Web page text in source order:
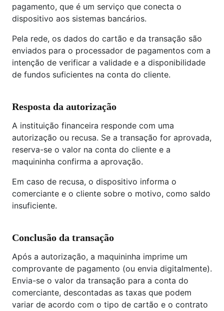
pagamento, que é um serviço que conecta o
dispositivo aos sistemas bancários.
Pela rede, os dados do cartão e da transação são
enviados para o processador de pagamentos com a
intenção de verificar a validade e a disponibilidade
de fundos suficientes na conta do cliente.
Resposta da autorização
A instituição financeira responde com uma
autorização ou recusa. Se a transação for aprovada,
reserva-se o valor na conta do cliente e a
maquininha confirma a aprovação.
Em caso de recusa, o dispositivo informa o
comerciante e o cliente sobre o motivo, como saldo
insuficiente.
Conclusão da transação
Após a autorização, a maquininha imprime um
comprovante de pagamento (ou envia digitalmente).
Envia-se o valor da transação para a conta do
comerciante, descontadas as taxas que podem
variar de acordo com o tipo de cartão e o contrato